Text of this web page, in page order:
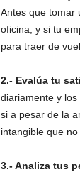
Antes que tomar
oficina, y si tu
para traer de
2.- Evalúa tu
diariamente y
si a pesar de la
intangible que
3.- Analiza tus